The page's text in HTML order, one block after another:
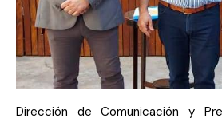
Dirección de Comunicación y